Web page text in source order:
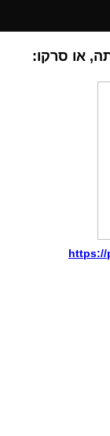
או סרקו:
https://